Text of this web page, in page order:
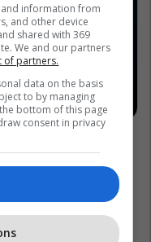
information from
and other device
shared with 369
We and our partners
of partners.
data on the basis
to by managing
bottom of this page
consent in privacy